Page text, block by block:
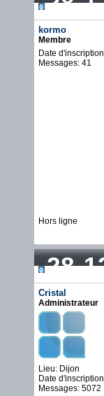
kormo
Membre
Date
Messages: 41
Hors ligne
28-
Cristal
Administrateur
Lieu: Dijon
Date
Messages: 5072